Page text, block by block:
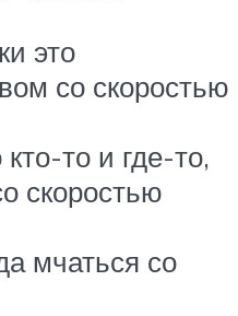
это
со скоростью
то и где-то,
скоростью
мчаться со